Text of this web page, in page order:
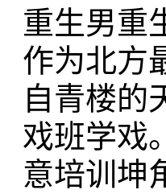
重生男重
作为北方
自青楼的
戏班学戏
意培训坤